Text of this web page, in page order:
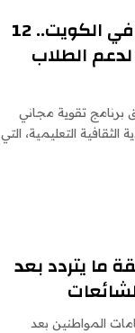
تقوية مجانية لأبنائك في الكويت.. 12
لدعم الطلاب
برنامج تقوية مجاني
الثقافية التعليمية، التي
ما يتردد بعد
المواطنين بعد